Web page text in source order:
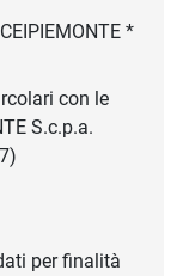
*
con le
S.c.p.a.
per finalità